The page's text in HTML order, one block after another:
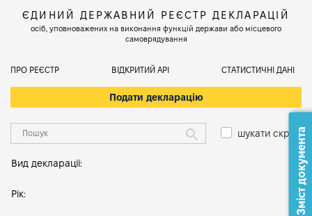
ЄДИНИЙ ДЕРЖАВНИЙ РЕЄСТР ДЕКЛАРАЦІЙ
осіб, уповноважених на виконання функцій держави або місцевого
самоврядування
ПРО РЕЄСТР ВІДКРИТИЙ АРІ СТАТИСТИЧНІ ДАНІ
Подати декларацію
шукати скрізь
Вид декларації:
Рік: Зміст документа